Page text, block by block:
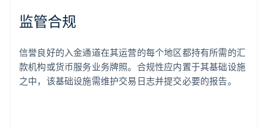
监管合规
信誉良好的入金通道在其运营的每个地区都持有所需的汇
款机构或货币服务业务牌照。合规性应内置于其基础设施
之中，该基础设施需维护交易日志并提交必要的报告。